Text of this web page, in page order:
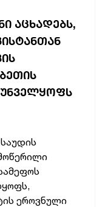
ᲐᲪᲮᲐᲓᲔᲑᲡ,
ეროვნული